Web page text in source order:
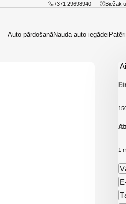
+371 29698940 Biežāk
Auto pārdošanāNauda auto iegādei
€
1